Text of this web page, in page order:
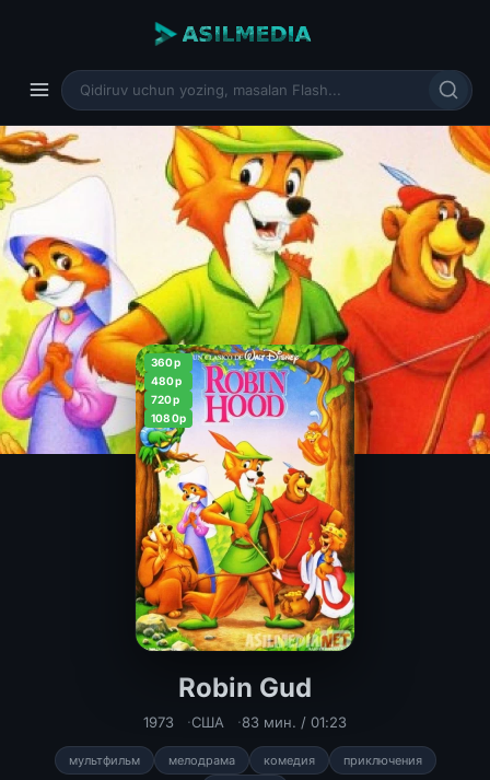
360p
480p
720p
1080p
Robin Gud
Robin Gud Uzbek tilida multfilm
1973 США 83 мин. / 01:23
мультфильм мелодрама комедия
приключения